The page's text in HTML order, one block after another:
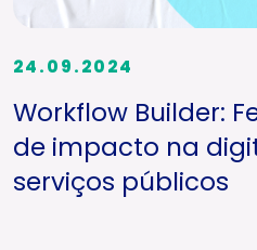
24.09.2024
Workflow Builder:
de impacto na
serviços públicos